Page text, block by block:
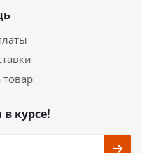
товар
в курсе!